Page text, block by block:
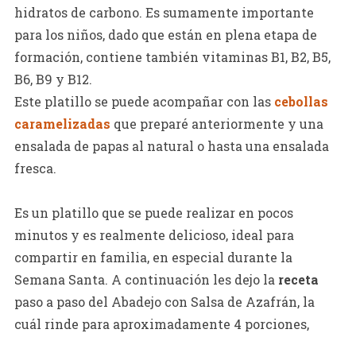
hidratos de carbono. Es sumamente importante
para los niños, dado que están en plena etapa de
formación, contiene también vitaminas B1, B2, B5,
B6, B9 y B12.
Este platillo se puede acompañar con las cebollas
caramelizadas que preparé anteriormente y una
ensalada de papas al natural o hasta una ensalada
fresca.
Es un platillo que se puede realizar en pocos
minutos y es realmente delicioso, ideal para
compartir en familia, en especial durante la
Semana Santa. A continuación les dejo la receta
paso a paso del Abadejo con Salsa de Azafrán, la
cuál rinde para aproximadamente 4 porciones,